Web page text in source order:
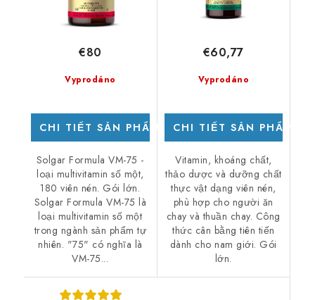
Vyprodáno
€80
CHI TIẾT SẢN PHẨM
Solgar Formula VM-75 -
loại multivitamin số một,
180 viên nén. Gói lớn.
Solgar Formula VM-75 là
loại multivitamin số một
trong ngành sản phẩm tự
nhiên. "75" có nghĩa là
VM-75...
Vyprodáno
€60,77
CHI TIẾT SẢN PHẨM
Vitamin, khoáng chất,
thảo dược và dưỡng chất
thực vật dạng viên nén,
phù hợp cho người ăn
chay và thuần chay. Công
thức cân bằng tiên tiến
dành cho nam giới. Gói
lớn.